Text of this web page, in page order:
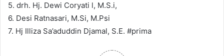
5. drh. Hj. Dewi Coryati l, M.S.i,
6. Desi Ratnasari, M.Si, M.Psi
7. Hj Illiza Sa’aduddin Djamal, S.E. #prima